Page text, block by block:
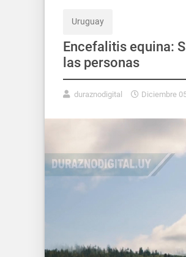
Uruguay
Encefalitis equina:
las personas
duraznodigital Diciembre